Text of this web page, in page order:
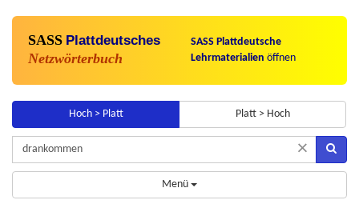
SASS Plattdeutsches
Netzwörterbuch
SASS Plattdeutsche
Lehrmaterialien öffnen
Hoch > Platt Platt > Hoch
×
Menü